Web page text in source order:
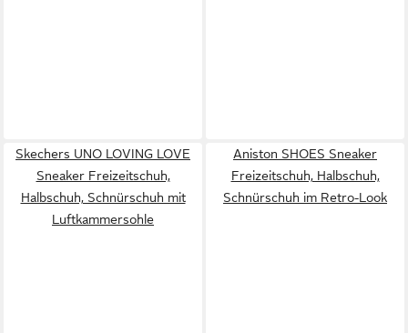
Skechers UNO LOVING LOVE
Sneaker Freizeitschuh,
Halbschuh, Schnürschuh mit
Luftkammersohle
Aniston SHOES Sneaker
Freizeitschuh, Halbschuh,
Schnürschuh im Retro-Look